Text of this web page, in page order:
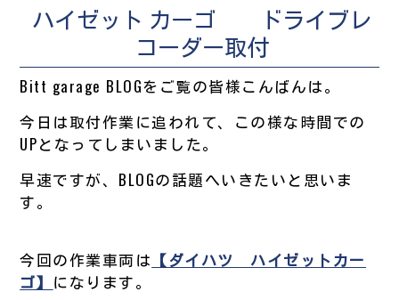
ハイゼット カーゴ ドライブレ
コーダー取付
Bitt garage BLOGをご覧の皆様こんばんは。
今日は取付作業に追われて、この様な時間での
UPとなってしまいました。
早速ですが、BLOGの話題へいきたいと思いま
す。
今回の作業車両は 【ダイハツ ハイゼットカー
ゴ】 になります。